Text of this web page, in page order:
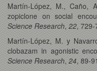
Martín-López, M., Caño,
zopiclone on social
Science Research, 22, 729-
Martín-López, M. y
clobazam in agonistic
Science Research, 24, 89-